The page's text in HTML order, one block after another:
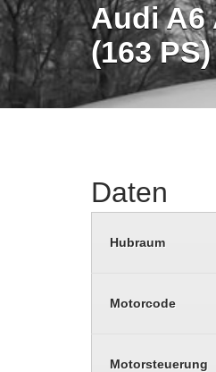
Audi A6
(163 PS)
Daten
Hubraum
Motorcode
Motorsteuerung